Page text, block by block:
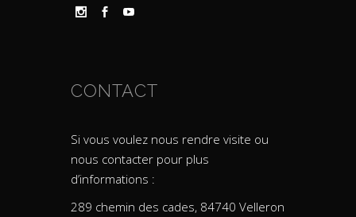
CONTACT
Si vous voulez nous rendre visite ou
nous contacter pour plus
d’informations :
289 chemin des cades, 84740 Velleron